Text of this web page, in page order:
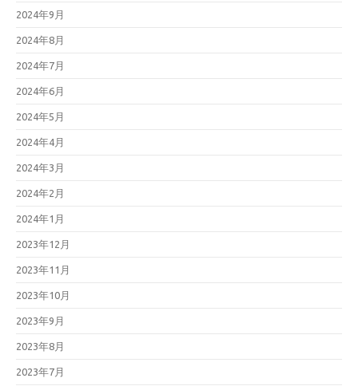
2024年9月
2024年8月
2024年7月
2024年6月
2024年5月
2024年4月
2024年3月
2024年2月
2024年1月
2023年12月
2023年11月
2023年10月
2023年9月
2023年8月
2023年7月